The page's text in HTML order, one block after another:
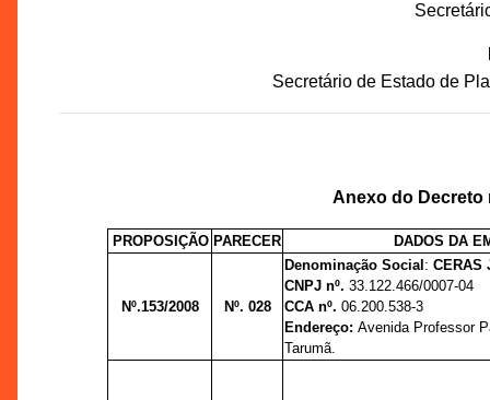
Secretário de Estado de
Anexo do Decreto
PROPOSIÇÃO PARECER DADOS DA
Nº.153/2008 Nº. 028
Denominação Social :CERAS
CNPJ nº. 33.122.466/0007-04
CCA nº. 06.200.538-3
Endereço:Avenida Professor
Tarumã.